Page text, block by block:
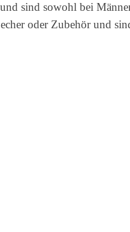
sind sowohl bei
oder Zubehör und